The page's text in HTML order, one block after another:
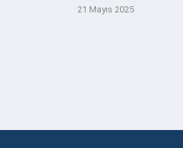
21 Mayıs 2025